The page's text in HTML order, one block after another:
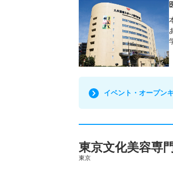
イベント・オープン
東京文化美容専
東京